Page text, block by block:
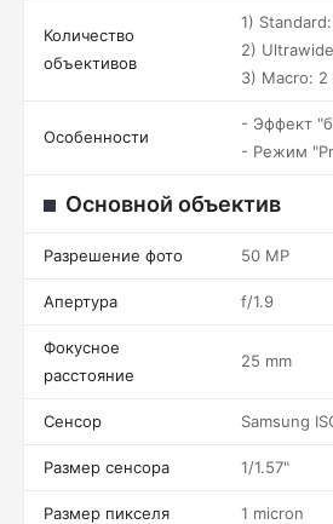
Количество
объективов
1)
2)
3) Macro: 2
Особенности
- Эффект
- Режим
Основной объектив
Разрешение фото 50 MP
Апертура f/1.9
Фокусное
расстояние
25 mm
Сенсор Samsung
Размер сенсора 1/1.57"
Размер пикселя 1 micron